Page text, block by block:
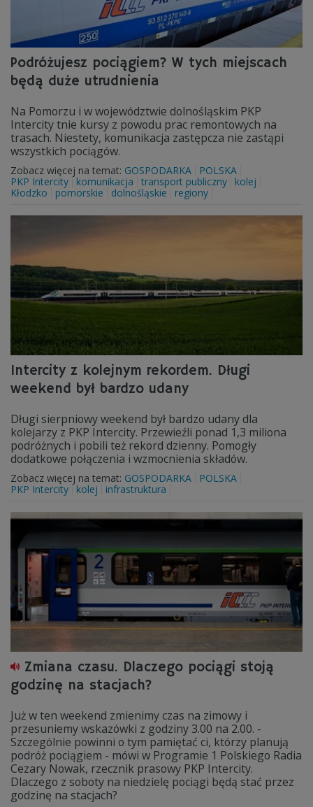
Podróżujesz pociągiem? W tych miejscach
będą duże utrudnienia
Na Pomorzu i w województwie dolnośląskim PKP
Intercity tnie kursy z powodu prac remontowych na
trasach. Niestety, komunikacja zastępcza nie zastąpi
wszystkich pociągów.
Zobacz więcej na temat: GOSPODARKA
POLSKA
PKP Intercity
komunikacja transport publiczny
kolej
Kłodzko
pomorskie dolnośląskie regiony
Intercity z kolejnym rekordem. Długi
weekend był bardzo udany
Długi sierpniowy weekend był bardzo udany dla
kolejarzy z PKP Intercity. Przewieźli ponad 1,3 miliona
podróżnych i pobili też rekord dzienny. Pomogły
dodatkowe połączenia i wzmocnienia składów.
Zobacz więcej na temat: GOSPODARKA
POLSKA
PKP Intercity
kolej infrastruktura
Zmiana czasu. Dlaczego pociągi stoją
godzinę na stacjach?
Już w ten weekend zmienimy czas na zimowy i
przesuniemy wskazówki z godziny 3.00 na 2.00. -
Szczególnie powinni o tym pamiętać ci, którzy planują
podróż pociągiem - mówi w Programie 1 Polskiego Radia
Cezary Nowak, rzecznik prasowy PKP Intercity.
Dlaczego z soboty na niedzielę pociągi będą stać przez
godzinę na stacjach?